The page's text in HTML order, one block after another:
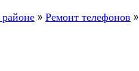
»Ремонт телефонов »